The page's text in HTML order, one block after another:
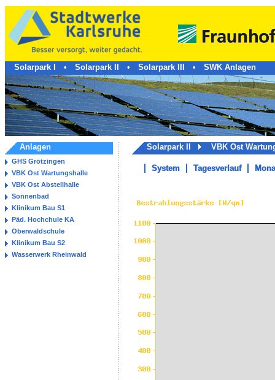
Solarpark I • Solarpark II • Solarpark III • SWK Anlagen
Anlagen
GHS Grötzingen
VBK Ost Wartungshalle
VBK Ost Abstellhalle
Sonnenbad
Klinikum Bau S1
Päd. Hochchule KA
Oberwaldschule
Klinikum Bau S2
Wasserwerk Rheinwald
Solarpark II VBK Ost
System Tagesverlauf